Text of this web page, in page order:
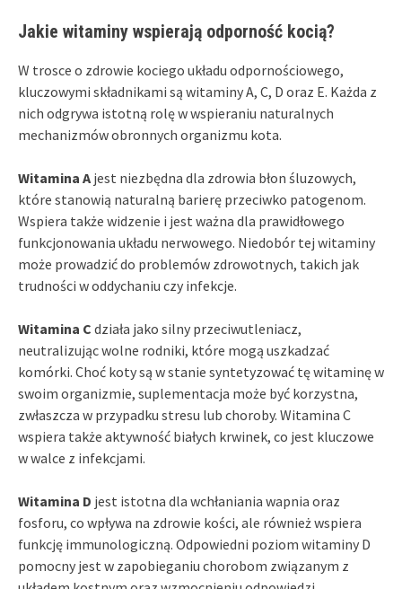
Jakie witaminy wspierają odporność kocią?
W trosce o zdrowie kociego układu odpornościowego,
kluczowymi składnikami są witaminy A, C, D oraz E. Każda z
nich odgrywa istotną rolę w wspieraniu naturalnych
mechanizmów obronnych organizmu kota.
Witamina A jest niezbędna dla zdrowia błon śluzowych,
które stanowią naturalną barierę przeciwko patogenom.
Wspiera także widzenie i jest ważna dla prawidłowego
funkcjonowania układu nerwowego. Niedobór tej witaminy
może prowadzić do problemów zdrowotnych, takich jak
trudności w oddychaniu czy infekcje.
Witamina C działa jako silny przeciwutleniacz,
neutralizując wolne rodniki, które mogą uszkadzać
komórki. Choć koty są w stanie syntetyzować tę witaminę w
swoim organizmie, suplementacja może być korzystna,
zwłaszcza w przypadku stresu lub choroby. Witamina C
wspiera także aktywność białych krwinek, co jest kluczowe
w walce z infekcjami.
Witamina D jest istotna dla wchłaniania wapnia oraz
fosforu, co wpływa na zdrowie kości, ale również wspiera
funkcję immunologiczną. Odpowiedni poziom witaminy D
pomocny jest w zapobieganiu chorobom związanym z